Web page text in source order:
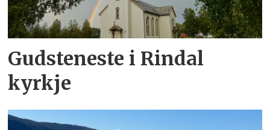
Gudsteneste i Rindal
kyrkje